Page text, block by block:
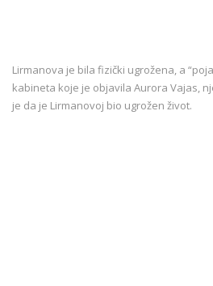
Lirmanova je bila fizički ugrožena, a
kabineta koje je objavila Aurora Vajas,
je da je Lirmanovoj bio ugrožen život.